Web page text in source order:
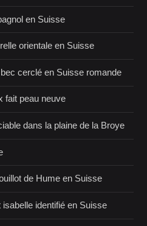
en Suisse
orientale en Suisse
cerclé en Suisse romande
fait peau neuve
dans la plaine de la Broye
de Hume en Suisse
isabelle identifié en Suisse